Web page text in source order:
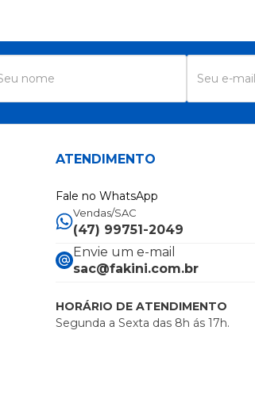
ATENDIMENTO
Fale no WhatsApp
Vendas/SAC
(47) 99751-2049
Envie um e-mail
sac@fakini.com.br
HORÁRIO DE ATENDIMENTO
Segunda a Sexta das 8h ás 17h.